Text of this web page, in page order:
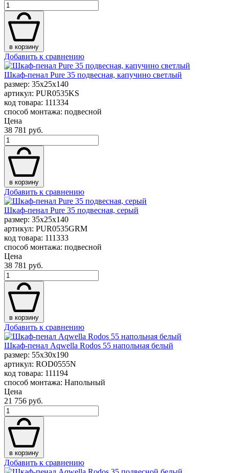
в корзину
Добавить к сравнению
Шкаф-пенал Pure 35 подвесная, капучино светлый
размер: 35x25x140
артикул: PUR0535KS
код товара: 111334
способ монтажа: подвесной
Цена
38 781 руб.
в корзину
Добавить к сравнению
Шкаф-пенал Pure 35 подвесная, серый
размер: 35x25x140
артикул: PUR0535GRM
код товара: 111333
способ монтажа: подвесной
Цена
38 781 руб.
в корзину
Добавить к сравнению
Шкаф-пенал Aqwella Rodos 55 напольная белый
размер: 55x30x190
артикул: ROD0555N
код товара: 111194
способ монтажа: Напольный
Цена
21 756 руб.
в корзину
Добавить к сравнению